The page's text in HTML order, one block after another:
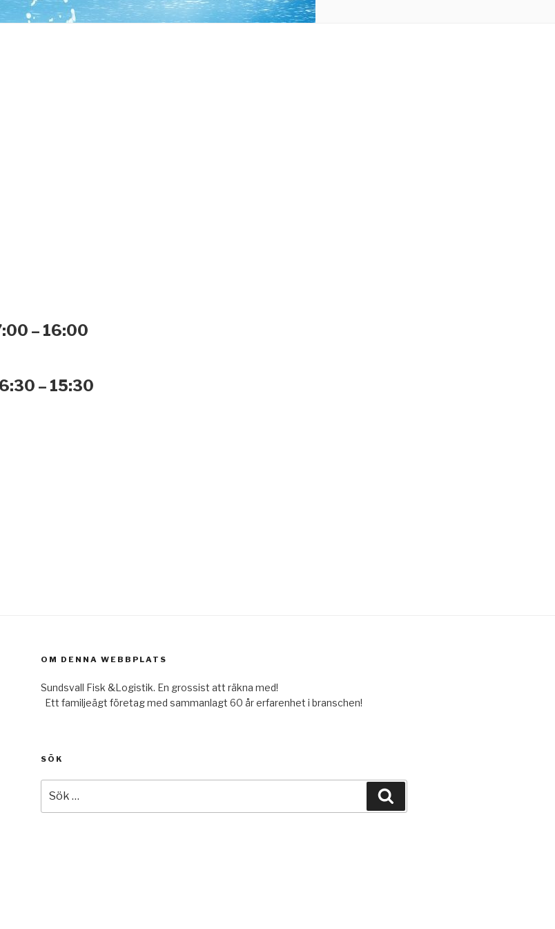
– 16:00
– 15:30
OM DENNA WEBBPLATS
Sundsvall Fisk &Logistik. En grossist att räkna med!
Ett familjeägt företag med sammanlagt 60 år erfarenhet i branschen!
SÖK
efter: